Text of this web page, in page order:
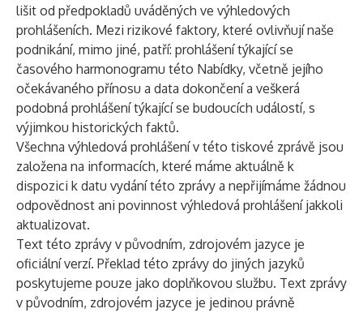
lišit od předpokladů uváděných ve výhledových
prohlášeních. Mezi rizikové faktory, které ovlivňují naše
podnikání, mimo jiné, patří: prohlášení týkající se
časového harmonogramu této Nabídky, včetně jejího
očekávaného přínosu a data dokončení a veškerá
podobná prohlášení týkající se budoucích událostí, s
výjimkou historických faktů.
Všechna výhledová prohlášení v této tiskové zprávě jsou
založena na informacích, které máme aktuálně k
dispozici k datu vydání této zprávy a nepřijímáme žádnou
odpovědnost ani povinnost výhledová prohlášení jakkoli
aktualizovat.
Text této zprávy v původním, zdrojovém jazyce je
oficiální verzí. Překlad této zprávy do jiných jazyků
poskytujeme pouze jako doplňkovou službu. Text zprávy
v původním, zdrojovém jazyce je jedinou právně